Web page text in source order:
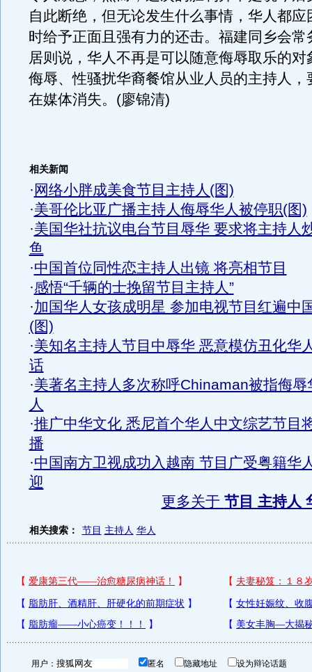
自此断绝，但无论发生什么事情，华人都应
时给予正面且强有力的还击。福建同乡会常
居则说，华人不再是可以随意侮辱取乐的对
侮辱、性骚扰华裔餐馆从业人员的主持人，
在媒体消失。(廖锦清)
相关新闻
· 网络小胖成美食节目主持人(图)
·美哥伦比亚广播主持人侮辱华人被停职(图)
·美国华社抗议电台节目辱华 要求将主持人
鱼
·中国首位同性恋主持人出镜 将亮相节目
·感悟“千辆的士挽留节目主持人”
·加国华人女孩成明星 参加电视节目红遍中
(图)
·美知名主持人节目中辱华 恶意模仿丑化华
话
·美著名主持人多次称呼Chinaman被指侮辱
人
·推广中华文化 悉尼首个华人中文综艺节目
播
·中国南方卫视成功入越南 节目广受粤籍华
迎
更多关于 节目 主持人
相关搜索： 节目 主持人 华人
用户： 匿名 隐藏地址 设为辩论话题